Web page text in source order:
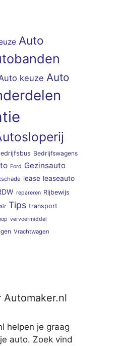
Auto
keuze Auto
Bedrijfswagens
Ford Gezinsauto
lease leaseauto
repareren Rijbewijs
Tips transport
vervoermiddel
Vrachtwagen
helpen je graag
auto. Zoek vind